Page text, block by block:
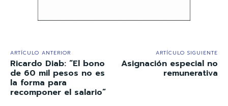
ARTÍCULO ANTERIOR
Ricardo Diab: “El bono
de 60 mil pesos no es
la forma para
recomponer el salario”
ARTÍCULO SIGUIENTE
Asignación especial no
remunerativa